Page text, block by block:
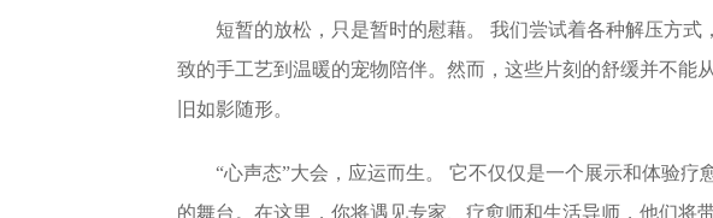
短暂的放松，只是暂时的慰藉。
我们尝试着各种解压方式
致的手工艺到温暖的宠物陪伴。然而，这些片刻的舒缓并不能
旧如影随形。
“心声态”大会，应运而生。 它不仅仅是一个展示和体验疗
的舞台。在这里，你将遇见专家、 疗愈师和生活导师，他们将